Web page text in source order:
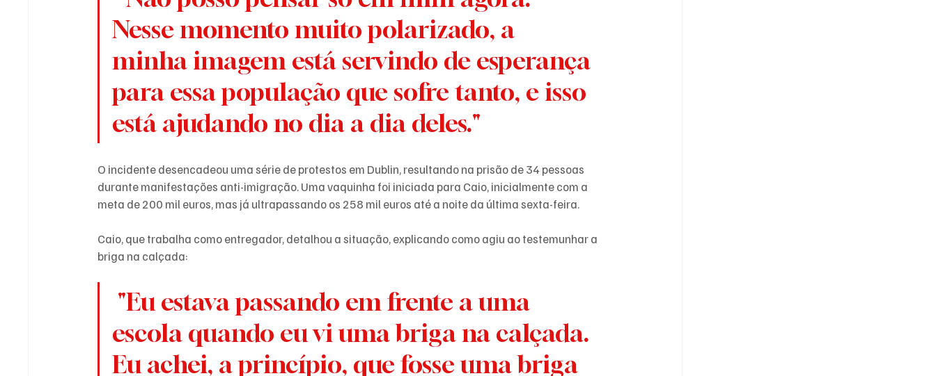
Nesse momento muito polarizado, a
minha imagem está servindo de esperança
para essa população que sofre tanto, e isso
está ajudando no dia a dia deles."
O incidente desencadeou uma série de protestos em Dublin, resultando na prisão de 34 pessoas
durante manifestações anti-imigração. Uma vaquinha foi iniciada para Caio, inicialmente com a
meta de 200 mil euros, mas já ultrapassando os 258 mil euros até a noite da última sexta-feira.
Caio, que trabalha como entregador, detalhou a situação, explicando como agiu ao testemunhar a
briga na calçada:
escola quando eu vi uma briga na calçada.
Eu achei, a princípio, que fosse uma briga